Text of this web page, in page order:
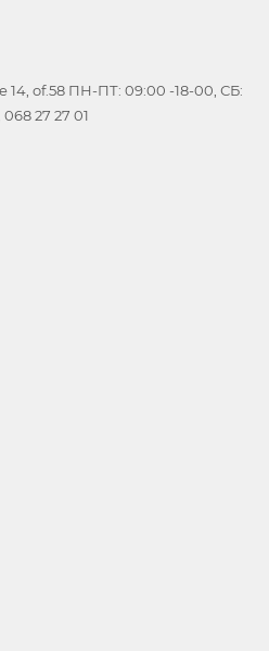
14, of.58 ПН-ПТ: 09:00 -18-00, СБ:
27 27 01